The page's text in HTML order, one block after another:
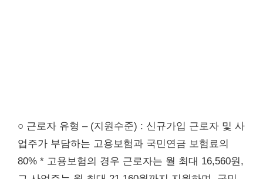
○ 근로자 유형 – (지원수준) : 신규가입 근로자 및 사
업주가 부담하는 고용보험과 국민연금 보험료의
80% * 고용보험의 경우 근로자는 월 최대 16,560원,